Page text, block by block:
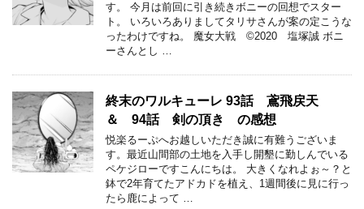
す。 今月は前回に引き続きボニーの回想でスター
ト。 いろいろありましてタリサさんが案の定こうな
ったわけですね。 魔女大戦 ©2020 塩塚誠 ボニ
ーさんとし …
終末のワルキューレ 93話 鳶飛戻天
＆ 94話 剣の頂き の感想
悦楽るーぷへお越しいただき誠に有難うございま
す。最近山間部の土地を入手し開墾に勤しんでいる
ペケジローですこんにちは。 大きくなれよぉ～？と
鉢で2年育てたアドカドを植え、1週間後に見に行っ
たら鹿によって …